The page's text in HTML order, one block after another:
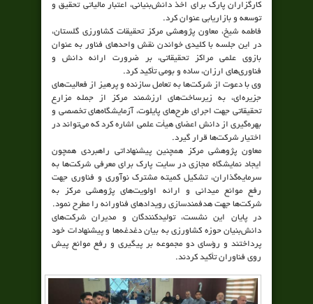
کارگزاران پارک برای اخذ دانش‌بنیانی، اعتبار مالیاتی تحقیق و
توسعه و بازاریابی عنوان کرد.
فاطمه شیخ، معاون پژوهشی مرکز تحقیقات کشاورزی گلستان،
در این جلسه با کلیدی خواندن نقش واحدهای فناور به عنوان
بازوی علمی مراکز تحقیقاتی، بر ضرورت ارائه دانش و
فناوری‌های ارزان، ساده و بومی تأکید کرد.
وی با دعوت از شرکت‌ها به تعامل سازنده و پرهیز از فعالیت‌های
جزیره‌ای، به زیرساخت‌های ارزشمند مرکز از جمله مزارع
تحقیقاتی جهت اجرای طرح‌های پایلوت، آزمایشگاه‌های تخصصی و
بهره‌گیری از دانش اعضای هیأت علمی اشاره کرد که می‌تواند در
اختیار شرکت‌ها قرار گیرد.
معاون پژوهشی مرکز همچنین پیشنهاداتی راهبردی همچون
ایجاد نمایشگاه مجازی در سایت پارک برای معرفی شرکت‌ها به
سرمایه‌گذاران، تشکیل کمیته مشترک نوآوری و فناوری جهت
رفع موانع میدانی و ارائه اولویت‌های پژوهشی مرکز به
شرکت‌ها جهت هدفمندسازی رویدادهای فناورانه را مطرح نمود.
در پایان این نشست، تولیدکنندگان و مدیران شرکت‌های
دانش‌بنیان حوزه کشاورزی به بیان دغدغه‌ها و پیشنهادات خود
پرداختند و رؤسای دو مجموعه بر پیگیری و رفع موانع پیش
روی فناوران تأکید کردند.